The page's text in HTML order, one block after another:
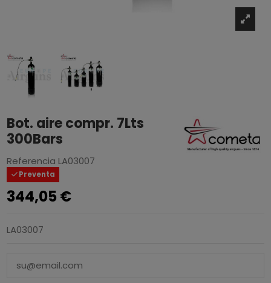
Bot. aire compr. 7Lts
300Bars
Referencia LA03007
Preventa
344,05 €
LA03007